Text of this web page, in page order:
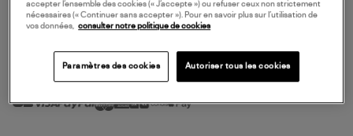
SERVICE CLIENT
MODE DE PAIEMENT
accepter l’ensemble des cookies (« J’accepte ») ou refuser ceux non strictement
nécessaires (« Continuer sans accepter »). Pour en savoir plus sur l’utilisation de
vos données,
consulter notre politique de cookies
Paramètres des cookies Autoriser tous les cookies